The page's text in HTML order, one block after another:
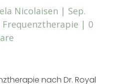
Nicolaisen | Sep.
Frequenztherapie | 0
nach Dr. Royal